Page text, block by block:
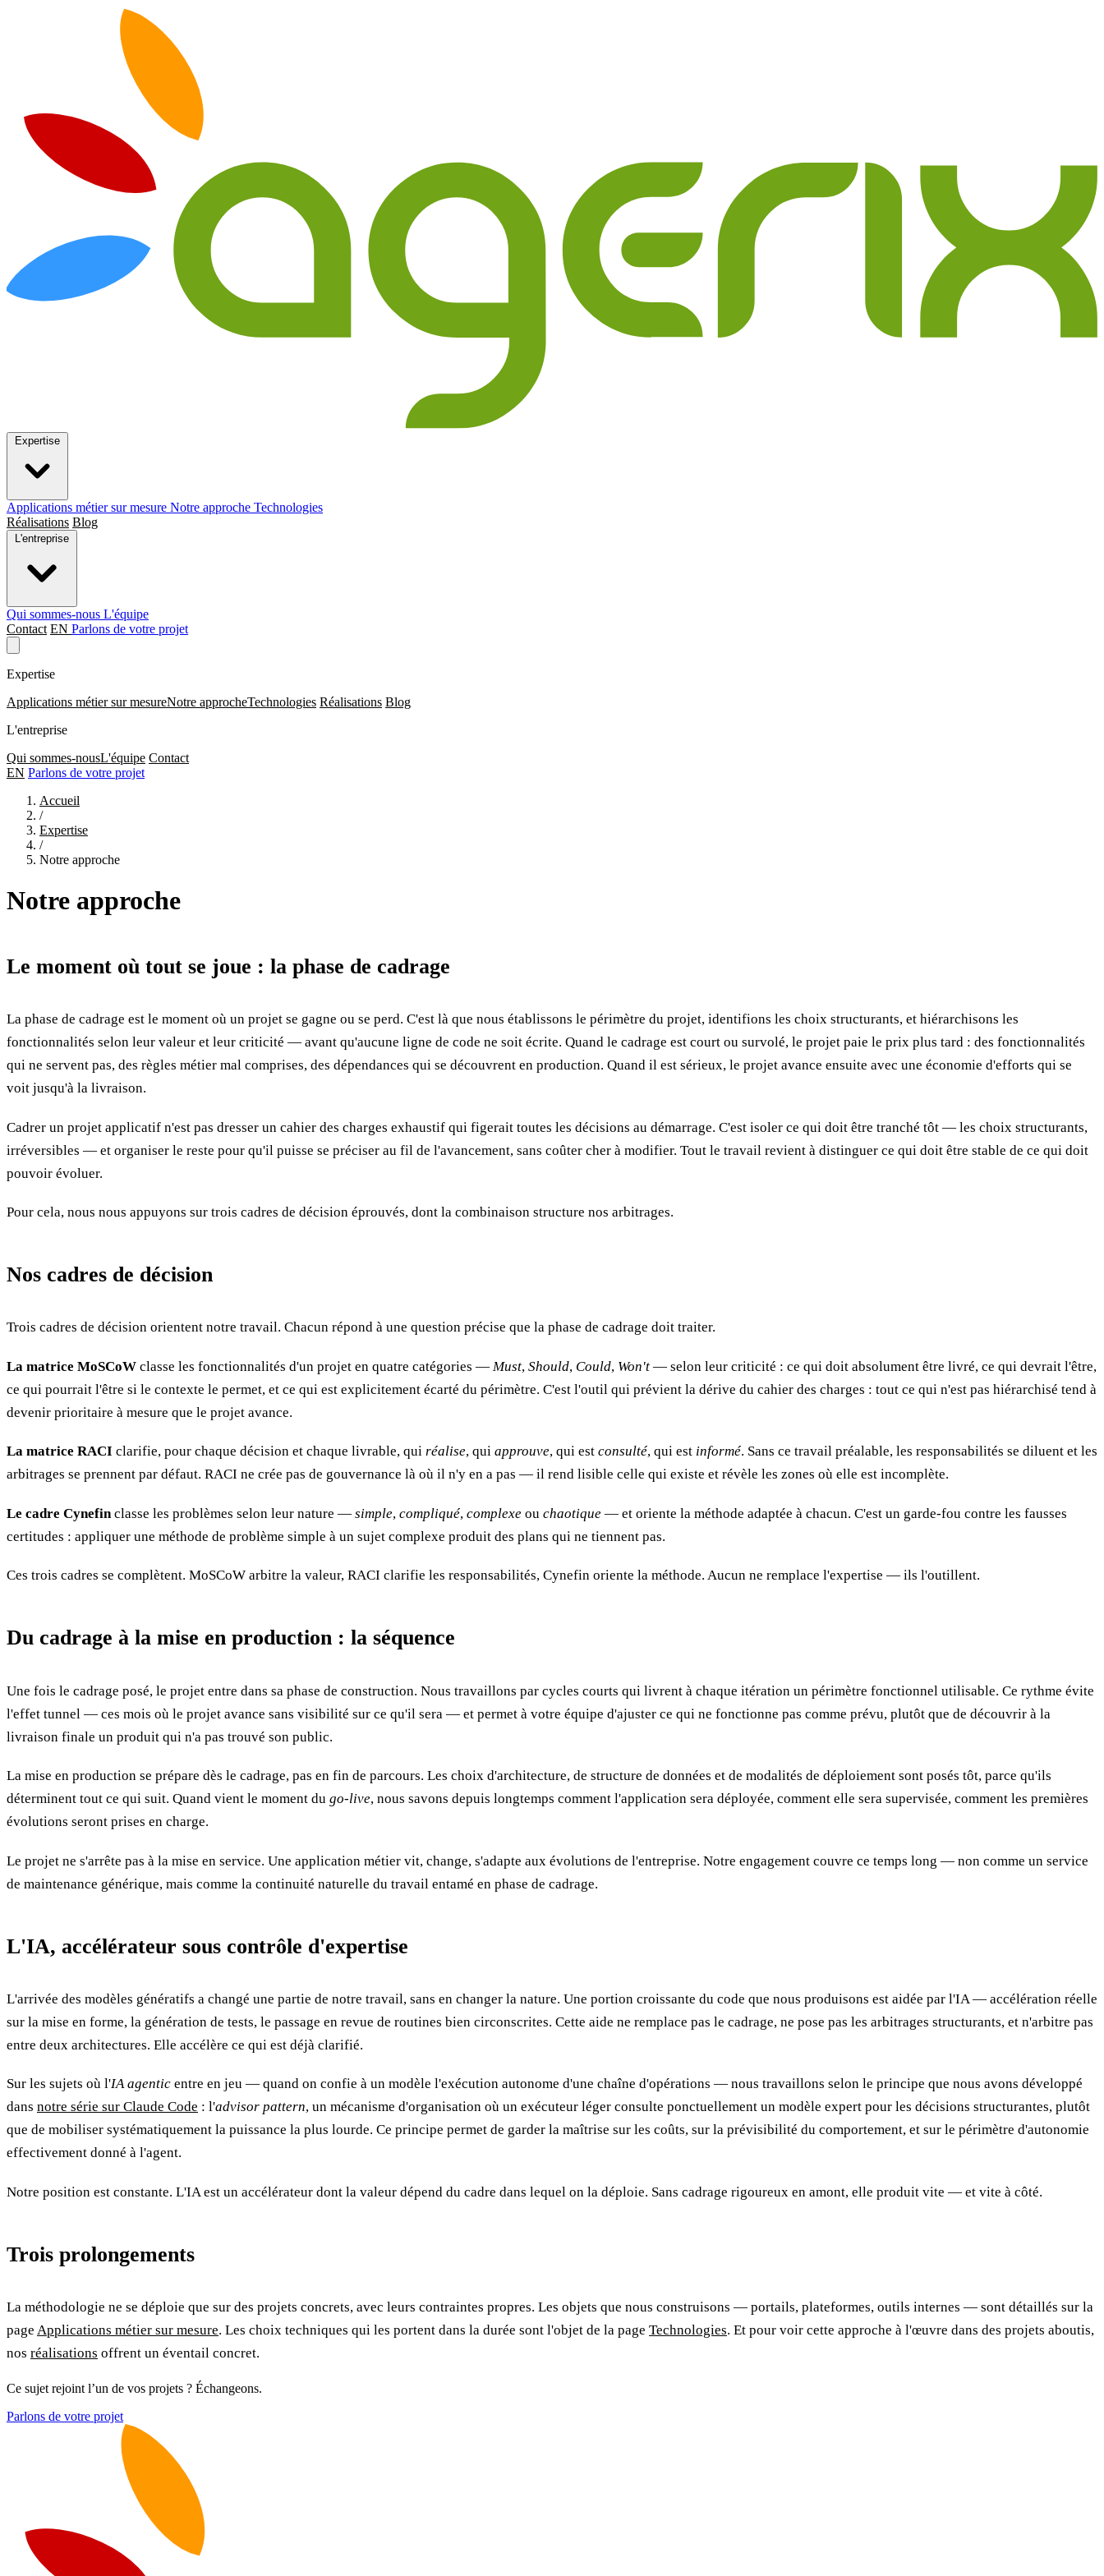
Applications métier sur mesure Notre approche Technologies
Réalisations Blog
Qui sommes-nous L'équipe
Contact EN Parlons de votre projet
Expertise
Applications métier sur mesureNotre approcheTechnologies Réalisations Blog
L'entreprise
Qui sommes-nousL'équipe Contact
EN Parlons de votre projet
Accueil
/
Expertise
/
Notre approche
Notre approche
Le moment où tout se joue : la phase de cadrage
La phase de cadrage est le moment où un projet se gagne ou se perd. C'est là que nous établissons le périmètre du projet, identifions les choix structurants, et hiérarchisons les
fonctionnalités selon leur valeur et leur criticité — avant qu'aucune ligne de code ne soit écrite. Quand le cadrage est court ou survolé, le projet paie le prix plus tard : des fonctionnalités
qui ne servent pas, des règles métier mal comprises, des dépendances qui se découvrent en production. Quand il est sérieux, le projet avance ensuite avec une économie d'efforts qui se
voit jusqu'à la livraison.
Cadrer un projet applicatif n'est pas dresser un cahier des charges exhaustif qui figerait toutes les décisions au démarrage. C'est isoler ce qui doit être tranché tôt — les choix structurants,
irréversibles — et organiser le reste pour qu'il puisse se préciser au fil de l'avancement, sans coûter cher à modifier. Tout le travail revient à distinguer ce qui doit être stable de ce qui doit
pouvoir évoluer.
Pour cela, nous nous appuyons sur trois cadres de décision éprouvés, dont la combinaison structure nos arbitrages.
Nos cadres de décision
Trois cadres de décision orientent notre travail. Chacun répond à une question précise que la phase de cadrage doit traiter.
La matrice MoSCoW classe les fonctionnalités d'un projet en quatre catégories — Must, Should, Could, Won't — selon leur criticité : ce qui doit absolument être livré, ce qui devrait l'être,
ce qui pourrait l'être si le contexte le permet, et ce qui est explicitement écarté du périmètre. C'est l'outil qui prévient la dérive du cahier des charges : tout ce qui n'est pas hiérarchisé tend à
devenir prioritaire à mesure que le projet avance.
La matrice RACI clarifie, pour chaque décision et chaque livrable, qui réalise, qui approuve, qui est consulté, qui est informé. Sans ce travail préalable, les responsabilités se diluent et les
arbitrages se prennent par défaut. RACI ne crée pas de gouvernance là où il n'y en a pas — il rend lisible celle qui existe et révèle les zones où elle est incomplète.
Le cadre Cynefinclasse les problèmes selon leur nature — simple, compliqué, complexe ou chaotique — et oriente la méthode adaptée à chacun. C'est un garde-fou contre les fausses
certitudes : appliquer une méthode de problème simple à un sujet complexe produit des plans qui ne tiennent pas.
Ces trois cadres se complètent. MoSCoW arbitre la valeur, RACI clarifie les responsabilités, Cynefin oriente la méthode. Aucun ne remplace l'expertise — ils l'outillent.
Du cadrage à la mise en production : la séquence
Une fois le cadrage posé, le projet entre dans sa phase de construction. Nous travaillons par cycles courts qui livrent à chaque itération un périmètre fonctionnel utilisable. Ce rythme évite
l'effet tunnel — ces mois où le projet avance sans visibilité sur ce qu'il sera — et permet à votre équipe d'ajuster ce qui ne fonctionne pas comme prévu, plutôt que de découvrir à la
livraison finale un produit qui n'a pas trouvé son public.
La mise en production se prépare dès le cadrage, pas en fin de parcours. Les choix d'architecture, de structure de données et de modalités de déploiement sont posés tôt, parce qu'ils
déterminent tout ce qui suit. Quand vient le moment du go-live, nous savons depuis longtemps comment l'application sera déployée, comment elle sera supervisée, comment les premières
évolutions seront prises en charge.
Le projet ne s'arrête pas à la mise en service. Une application métier vit, change, s'adapte aux évolutions de l'entreprise. Notre engagement couvre ce temps long — non comme un service
de maintenance générique, mais comme la continuité naturelle du travail entamé en phase de cadrage.
L'IA, accélérateur sous contrôle d'expertise
L'arrivée des modèles génératifs a changé une partie de notre travail, sans en changer la nature. Une portion croissante du code que nous produisons est aidée par l'IA — accélération réelle
sur la mise en forme, la génération de tests, le passage en revue de routines bien circonscrites. Cette aide ne remplace pas le cadrage, ne pose pas les arbitrages structurants, et n'arbitre pas
entre deux architectures. Elle accélère ce qui est déjà clarifié.
Sur les sujets où l'IA agentic entre en jeu — quand on confie à un modèle l'exécution autonome d'une chaîne d'opérations — nous travaillons selon le principe que nous avons développé
dans notre série sur Claude Code : l'advisor pattern, un mécanisme d'organisation où un exécuteur léger consulte ponctuellement un modèle expert pour les décisions structurantes, plutôt
que de mobiliser systématiquement la puissance la plus lourde. Ce principe permet de garder la maîtrise sur les coûts, sur la prévisibilité du comportement, et sur le périmètre d'autonomie
effectivement donné à l'agent.
Notre position est constante. L'IA est un accélérateur dont la valeur dépend du cadre dans lequel on la déploie. Sans cadrage rigoureux en amont, elle produit vite — et vite à côté.
Trois prolongements
La méthodologie ne se déploie que sur des projets concrets, avec leurs contraintes propres. Les objets que nous construisons — portails, plateformes, outils internes — sont détaillés sur la
page Applications métier sur mesure. Les choix techniques qui les portent dans la durée sont l'objet de la page Technologies. Et pour voir cette approche à l'œuvre dans des projets aboutis,
nos réalisations offrent un éventail concret.
Ce sujet rejoint l’un de vos projets ? Échangeons.
Parlons de votre projet